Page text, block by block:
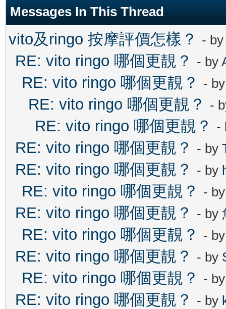
Messages In This Thread
vito及ringo 按摩評價怎樣？ -
RE: vito ringo 哪個更靚？ - by
RE: vito ringo 哪個更靚？ -
RE: vito ringo 哪個更靚？ -
RE: vito ringo 哪個更靚？ -
RE: vito ringo 哪個更靚？ - by
RE: vito ringo 哪個更靚？ - by
RE: vito ringo 哪個更靚？ -
RE: vito ringo 哪個更靚？ - by
RE: vito ringo 哪個更靚？ -
RE: vito ringo 哪個更靚？ - by
RE: vito ringo 哪個更靚？ -
RE: vito ringo 哪個更靚？ - by